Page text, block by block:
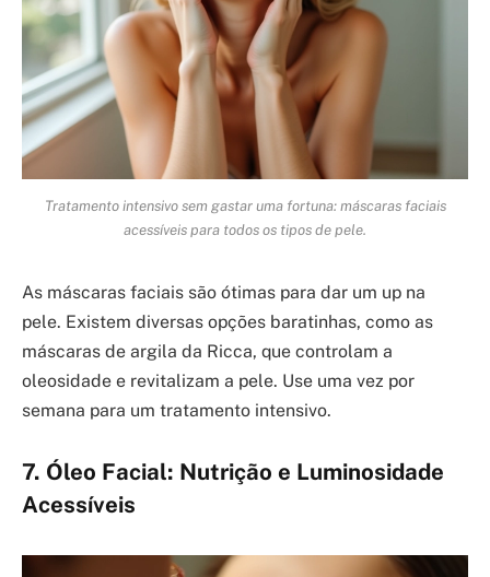
Tratamento intensivo sem gastar uma fortuna: máscaras faciais
acessíveis para todos os tipos de pele.
As máscaras faciais são ótimas para dar um up na
pele. Existem diversas opções baratinhas, como as
máscaras de argila da Ricca, que controlam a
oleosidade e revitalizam a pele. Use uma vez por
semana para um tratamento intensivo.
7. Óleo Facial: Nutrição e Luminosidade
Acessíveis